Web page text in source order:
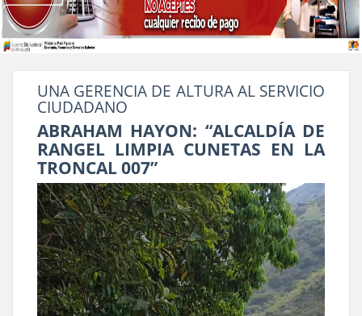
UNA GERENCIA DE ALTURA AL SERVICIO
CIUDADANO
ABRAHAM HAYON: “ALCALDÍA DE
RANGEL LIMPIA CUNETAS EN LA
TRONCAL 007”